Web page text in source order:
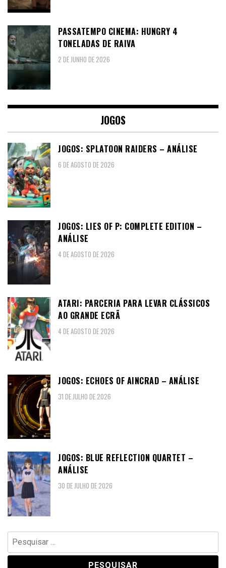
PASSATEMPO CINEMA: HUNGRY 4
TONELADAS DE RAIVA
2 DE JUNHO DE 2026
JOGOS
JOGOS: SPLATOON RAIDERS – ANÁLISE
6 DE AGOSTO DE 2026
JOGOS: LIES OF P: COMPLETE EDITION –
ANÁLISE
4 DE AGOSTO DE 2026
ATARI: PARCERIA PARA LEVAR CLÁSSICOS
AO GRANDE ECRÃ
4 DE AGOSTO DE 2026
JOGOS: ECHOES OF AINCRAD – ANÁLISE
31 DE JULHO DE 2026
JOGOS: BLUE REFLECTION QUARTET –
ANÁLISE
30 DE JULHO DE 2026
Pesquisar
por: